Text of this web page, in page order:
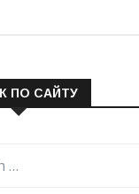
ПО САЙТУ